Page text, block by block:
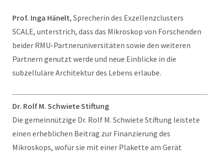
Prof. Inga Hänelt, Sprecherin des Exzellenzclusters
SCALE, unterstrich, dass das Mikroskop von Forschenden
beider RMU-Partneruniversitäten sowie den weiteren
Partnern genutzt werde und neue Einblicke in die
subzelluläre Architektur des Lebens erlaube.
Dr. Rolf M. Schwiete Stiftung
Die gemeinnützige Dr. Rolf M. Schwiete Stiftung leistete
einen erheblichen Beitrag zur Finanzierung des
Mikroskops, wofür sie mit einer Plakette am Gerät